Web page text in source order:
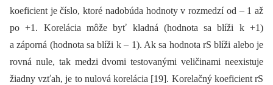
koeficient je číslo, ktoré nadobúda hodnoty v rozmedzí od –⁠ 1 až
po +1. Korelácia môže byť kladná (hodnota sa blíži k +1)
a záporná (hodnota sa blíži k –⁠ 1). Ak sa hodnota rS blíži alebo je
rovná nule, tak medzi dvomi testovanými veličinami neexistuje
žiadny vzťah, je to nulová korelácia [19]. Korelačný koeficient rS